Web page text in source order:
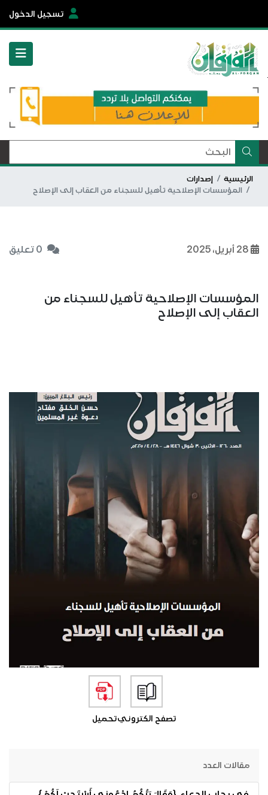
تسجيل الدخول
الرئيسية
إصدارات
المؤسسات الإصلاحية تأهيل للسجناء من العقاب إلى الإصلاح
0 تعليق
المؤسسات الإصلاحية تأهيل للسجناء من
العقاب إلى الإصلاح
تصفح الكترونيتحميل
مقالات العدد